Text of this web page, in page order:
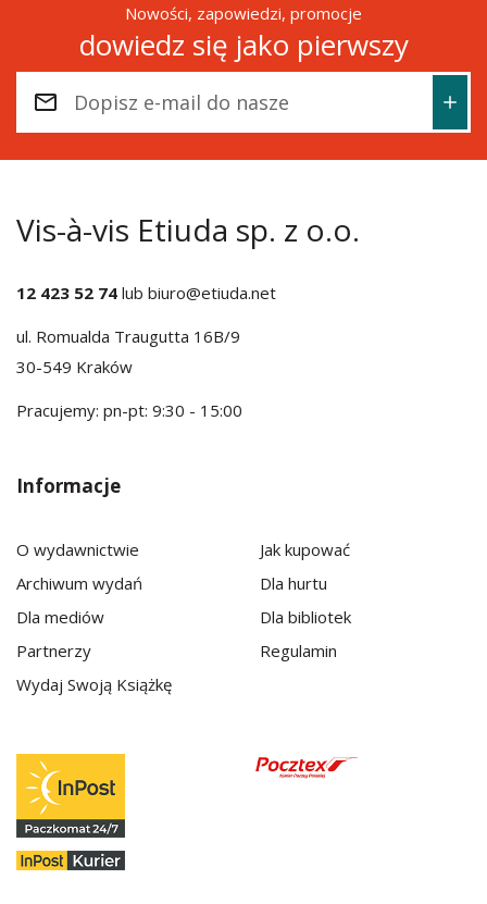
Nowości, zapowiedzi, promocje
dowiedz się jako pierwszy
Vis-à-vis Etiuda sp. z o.o.
12 423 52 74 lub biuro@etiuda.net
ul. Romualda Traugutta 16B/9
30-549 Kraków
Pracujemy: pn-pt: 9:30 - 15:00
Informacje
O wydawnictwie
Archiwum wydań
Dla mediów
Partnerzy
Wydaj Swoją Książkę
Jak kupować
Dla hurtu
Dla bibliotek
Regulamin